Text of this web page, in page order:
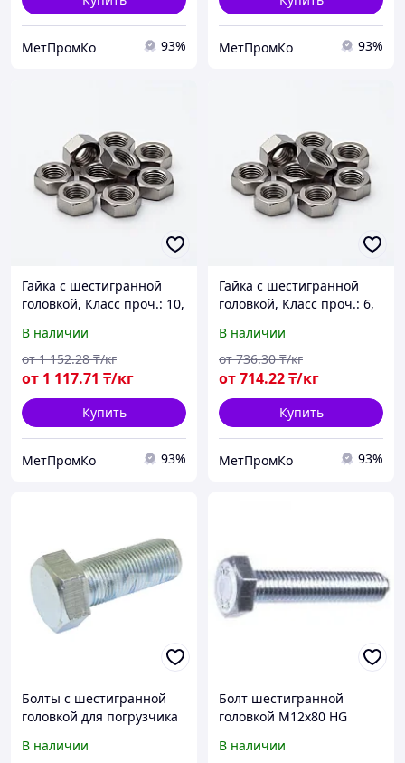
МетПромКо 93% МетПромКо 93%
Гайка с шестигранной
головкой, Класс проч.: 10,
оцинкованная
В наличии
от 1 117.71 ₸/кг
от 1 152.28 ₸/кг
Купить
МетПромКо 93%
Гайка с шестигранной
головкой, Класс проч.: 6,
оцинкованная
В наличии
от714.22₸/кг
от 736.30 ₸/кг
Купить
МетПромКо 93%
Болты с шестигранной
головкой для погрузчика
В наличии
Болт шестигранной
головкой М12х80 HG
В наличии